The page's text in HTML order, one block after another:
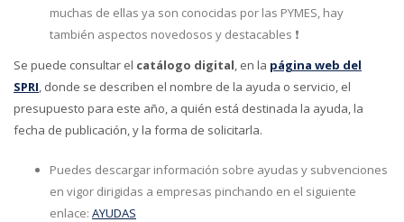
muchas de ellas ya son conocidas por las PYMES, hay
también aspectos novedosos y destacables ❗
Se puede consultar el catálogo digital, en la página web del
SPRI, donde se describen el nombre de la ayuda o servicio, el
presupuesto para este año, a quién está destinada la ayuda, la
fecha de publicación, y la forma de solicitarla.
Puedes descargar información sobre ayudas y subvenciones
en vigor dirigidas a empresas pinchando en el siguiente
enlace: AYUDAS